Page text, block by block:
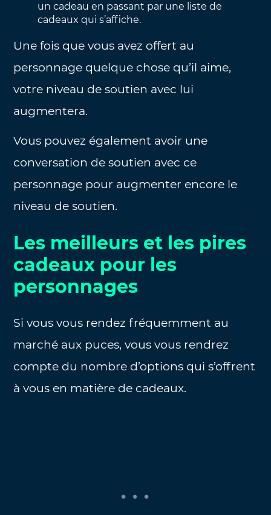
un cadeau en passant par une liste de
cadeaux qui s’affiche.
Une fois que vous avez offert au
personnage quelque chose qu’il aime,
votre niveau de soutien avec lui
augmentera.
Vous pouvez également avoir une
conversation de soutien avec ce
personnage pour augmenter encore le
niveau de soutien.
Les meilleurs et les pires
cadeaux pour les
personnages
Si vous vous rendez fréquemment au
marché aux puces, vous vous rendrez
compte du nombre d’options qui s’offrent
à vous en matière de cadeaux.